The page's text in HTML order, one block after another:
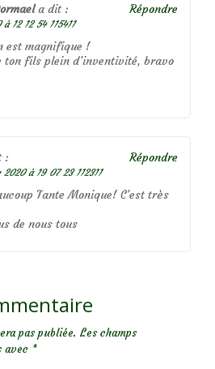
a dit :
12 12 54 115411
est magnifique !
ton fils plein d’inventivité, bravo
Répondre
:
à 19 07 23 112311
Tante Monique! C’est très
de nous tous
Répondre
pas publiée. Les champs
avec *